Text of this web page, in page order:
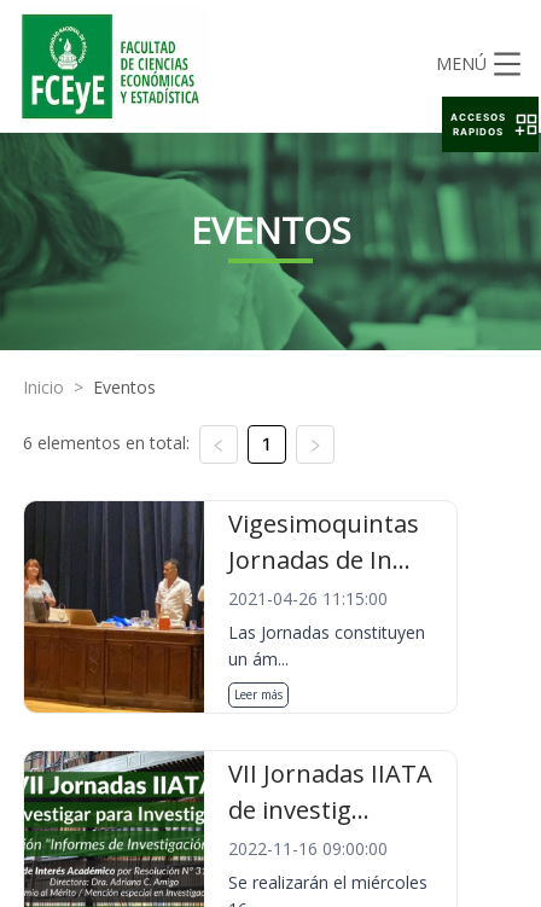
MENÚ
EVENTOS
Inicio > Eventos
6 elementos en total: 1
Vigesimoquintas
Jornadas de In...
2021-04-26 11:15:00
Las Jornadas constituyen
un ám...
Leer más
VII Jornadas IIATA
de investig...
2022-11-16 09:00:00
Se realizarán el miércoles
ACCESOS
RAPIDOS